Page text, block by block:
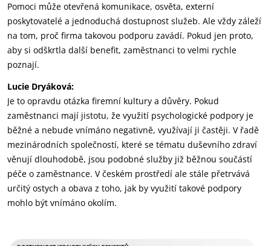
Pomoci může otevřená komunikace, osvěta, externí
poskytovatelé a jednoduchá dostupnost služeb. Ale vždy záleží
na tom, proč firma takovou podporu zavádí. Pokud jen proto,
aby si odškrtla další benefit, zaměstnanci to velmi rychle
poznají.
Lucie Dryáková:
Je to opravdu otázka firemní kultury a důvěry. Pokud
zaměstnanci mají jistotu, že využití psychologické podpory je
běžné a nebude vnímáno negativně, využívají ji častěji. V řadě
mezinárodních společností, které se tématu duševního zdraví
věnují dlouhodobě, jsou podobné služby již běžnou součástí
péče o zaměstnance. V českém prostředí ale stále přetrvává
určitý ostych a obava z toho, jak by využití takové podpory
mohlo být vnímáno okolím.